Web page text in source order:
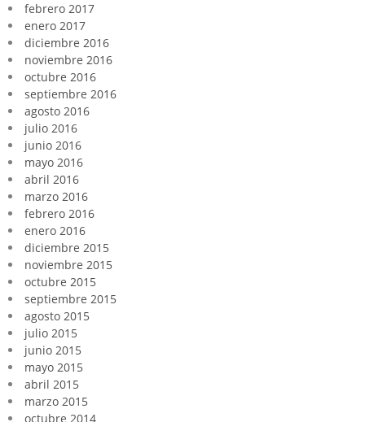
febrero 2017
enero 2017
diciembre 2016
noviembre 2016
octubre 2016
septiembre 2016
agosto 2016
julio 2016
junio 2016
mayo 2016
abril 2016
marzo 2016
febrero 2016
enero 2016
diciembre 2015
noviembre 2015
octubre 2015
septiembre 2015
agosto 2015
julio 2015
junio 2015
mayo 2015
abril 2015
marzo 2015
octubre 2014